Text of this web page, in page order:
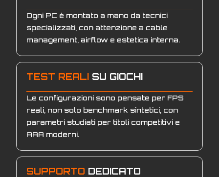
Ogni PC è montato a mano da tecnici
specializzati, con attenzione a cable
management, airflow e estetica interna.
TEST REALI SU GIOCHI
Le configurazioni sono pensate per FPS
reali, non solo benchmark sintetici, con
parametri studiati per titoli competitivi e
AAA moderni.
SUPPORTO DEDICATO